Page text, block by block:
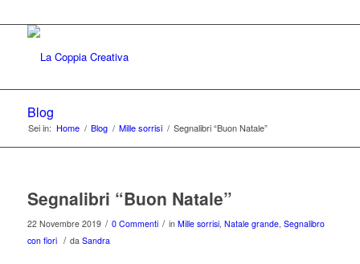
Blog
Sei in: Home / Blog / Mille sorrisi / Segnalibri “Buon Natale”
Segnalibri “Buon Natale”
22 Novembre 2019 / 0 Commenti / in Mille sorrisi, Natale grande, Segnalibro
con fiori / da Sandra